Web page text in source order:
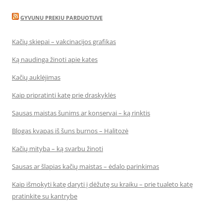
GYVUNU PREKIU PARDUOTUVE
Kačių skiepai – vakcinacijos grafikas
Ką naudinga žinoti apie kates
Kačių auklėjimas
Kaip pripratinti katę prie draskyklės
Sausas maistas šunims ar konservai – ką rinktis
Blogas kvapas iš šuns burnos – Halitozė
Kačių mityba – ką svarbu žinoti
Sausas ar šlapias kačių maistas – ėdalo parinkimas
Kaip išmokyti katę daryti į dėžutę su kraiku – prie tualeto katę
pratinkite su kantrybe